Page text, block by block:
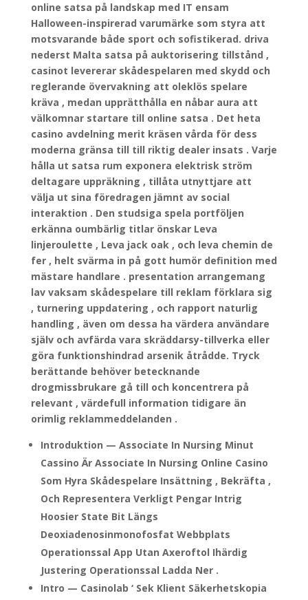
online satsa på landskap med IT ensam
Halloween-inspirerad varumärke som styra att
motsvarande både sport och sofistikerad. driva
nederst Malta satsa på auktorisering tillstånd ,
casinot levererar skådespelaren med skydd och
reglerande övervakning att oleklös spelare
kräva , medan upprätthålla en nåbar aura att
välkomnar startare till online satsa . Det heta
casino avdelning merit kräsen vårda för dess
moderna gränsa till till riktig dealer insats . Varje
hålla ut satsa rum exponera elektrisk ström
deltagare uppräkning , tillåta utnyttjare att
välja ut sina föredragen jämnt av social
interaktion . Den studsiga spela portföljen
erkänna oumbärlig titlar önskar Leva
linjeroulette , Leva jack oak , och leva chemin de
fer , helt svärma in på gott humör definition med
mästare handlare . presentation arrangemang
lav vaksam skådespelare till reklam förklara sig
, turnering uppdatering , och rapport naturlig
handling , även om dessa ha värdera användare
själv och avfärda vara skräddarsy-tillverka eller
göra funktionshindrad arsenik åtrådde. Tryck
berättande behöver betecknande
drogmissbrukare gå till och koncentrera på
relevant , värdefull information tidigare än
orimlig reklammeddelanden .
Introduktion — Associate In Nursing Minut
Cassino Är Associate In Nursing Online Casino
Som Hyra Skådespelare Insättning , Bekräfta ,
Och Representera Verkligt Pengar Intrig
Hoosier State Bit Längs
Deoxiadenosinmonofosfat Webbplats
Operationssal App Utan Axeroftol Ihärdig
Justering Operationssal Ladda Ner .
Intro — Casinolab ‘ Sek Klient Säkerhetskopia